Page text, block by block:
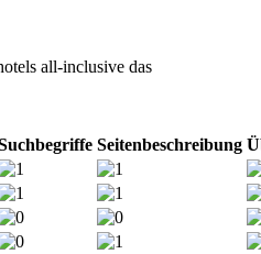
all-inclusive das
Seitenbeschreibung